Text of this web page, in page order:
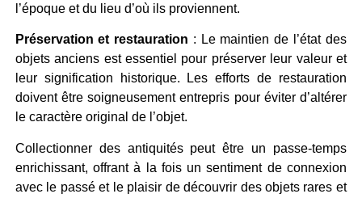
l’époque et du lieu d’où ils proviennent.
Préservation et restauration : Le maintien de l’état des
objets anciens est essentiel pour préserver leur valeur et
leur signification historique. Les efforts de restauration
doivent être soigneusement entrepris pour éviter d’altérer
le caractère original de l’objet.
Collectionner des antiquités peut être un passe-temps
enrichissant, offrant à la fois un sentiment de connexion
avec le passé et le plaisir de découvrir des objets rares et